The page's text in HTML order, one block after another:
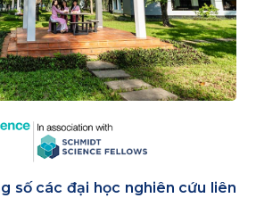
số các đại học nghiên cứu liên